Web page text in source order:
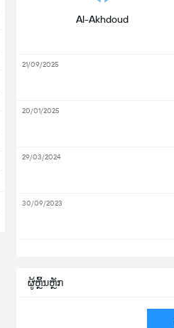
ຜູ້ຫຼິ້ນຫຼັກ
Al-Akhdoud
21/09/2025
20/01/2025
29/03/2024
30/09/2023